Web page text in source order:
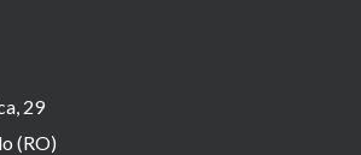
29
(RO)